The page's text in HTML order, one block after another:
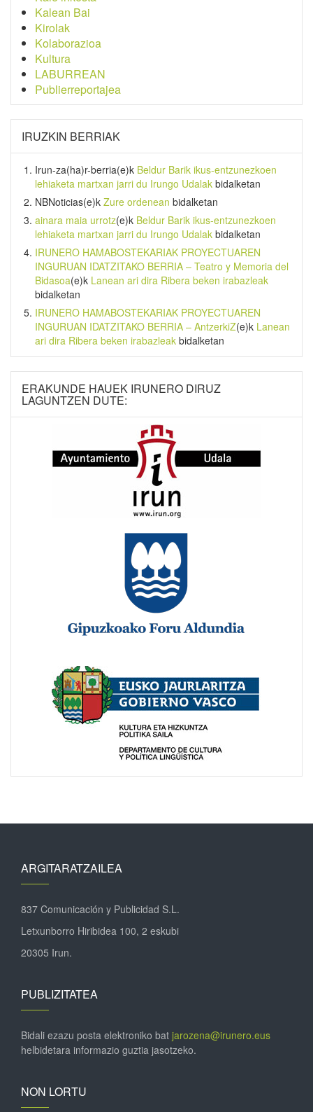
Kalean Bai
Kirolak
Kolaborazioa
Kultura
LABURREAN
Publierreportajea
IRUZKIN BERRIAK
Irun-za(ha)r-berria(e)k Beldur Barik ikus-entzunezkoen
lehiaketa martxan jarri du Irungo Udalak bidalketan
NBNoticias(e)k Zure ordenean bidalketan
ainara maia urrotz(e)k Beldur Barik ikus-entzunezkoen
lehiaketa martxan jarri du Irungo Udalak bidalketan
IRUNERO HAMABOSTEKARIAK PROYECTUAREN
INGURUAN IDATZITAKO BERRIA – Teatro y Memoria del
Bidasoa(e)k Lanean ari dira Ribera beken irabazleak
bidalketan
IRUNERO HAMABOSTEKARIAK PROYECTUAREN
INGURUAN IDATZITAKO BERRIA – AntzerkiZ(e)k Lanean
ari dira Ribera beken irabazleak bidalketan
ERAKUNDE HAUEK IRUNERO DIRUZ
LAGUNTZEN DUTE:
ARGITARATZAILEA
837 Comunicación y Publicidad S.L.
Letxunborro Hiribidea 100, 2 eskubi
20305 Irun.
PUBLIZITATEA
Bidali ezazu posta elektroniko bat jarozena@irunero.eus
helbidetara informazio guztia jasotzeko.
NON LORTU